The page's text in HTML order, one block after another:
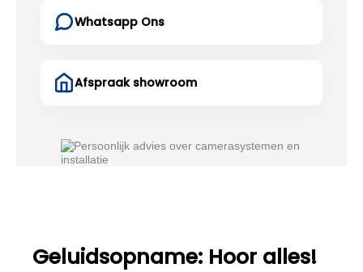
Whatsapp Ons
Afspraak showroom
Geluidsopname: Hoor alles!